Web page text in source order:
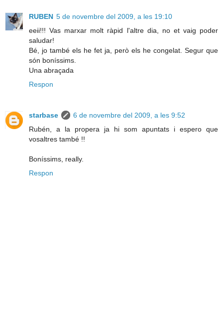
RUBEN 5 de novembre del 2009, a les 19:10
eeii!!! Vas marxar molt ràpid l'altre dia, no et vaig poder
saludar!
Bé, jo també els he fet ja, però els he congelat. Segur que
són boníssims.
Una abraçada
Respon
starbase
6 de novembre del 2009, a les 9:52
Rubén, a la propera ja hi som apuntats i espero que
vosaltres també !!
Boníssims, really.
Respon